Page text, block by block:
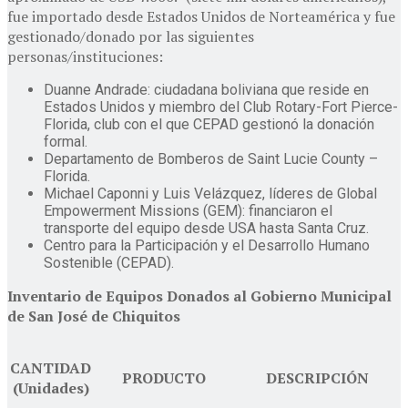
fue importado desde Estados Unidos de Norteamérica y fue
gestionado/donado por las siguientes
personas/instituciones:
Duanne Andrade: ciudadana boliviana que reside en
Estados Unidos y miembro del Club Rotary-Fort Pierce-
Florida, club con el que CEPAD gestionó la donación
formal.
Departamento de Bomberos de Saint Lucie County –
Florida.
Michael Caponni y Luis Velázquez, líderes de Global
Empowerment Missions (GEM): financiaron el
transporte del equipo desde USA hasta Santa Cruz.
Centro para la Participación y el Desarrollo Humano
Sostenible (CEPAD).
Inventario de Equipos Donados al Gobierno Municipal
de San José de Chiquitos
CANTIDAD
(Unidades)
PRODUCTO DESCRIPCIÓN